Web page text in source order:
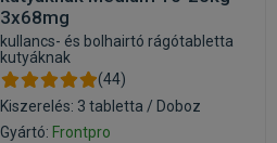
3x68mg
kullancs- és bolhairtó rágótabletta
kutyáknak
(44)
Kiszerelés: 3 tabletta / Doboz
Gyártó: Frontpro